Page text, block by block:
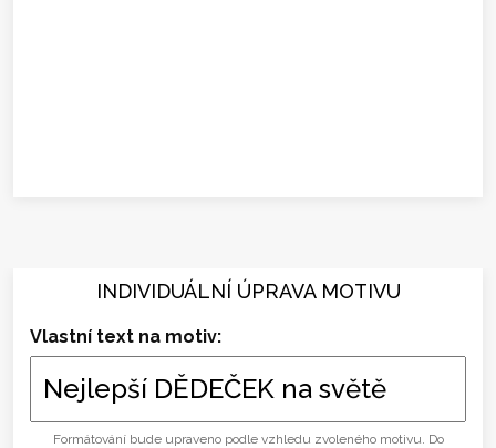
INDIVIDUÁLNÍ ÚPRAVA MOTIVU
Vlastní text na motiv:
Formátování bude upraveno podle vzhledu zvoleného motivu. Do